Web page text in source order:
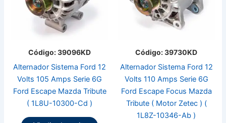
Código: 39096KD
Alternador Sistema Ford 12
Volts 105 Amps Serie 6G
Ford Escape Mazda Tribute
( 1L8U-10300-Cd )
Código: 39730KD
Alternador Sistema Ford 12
Volts 110 Amps Serie 6G
Ford Escape Focus Mazda
Tribute ( Motor Zetec ) (
1L8Z-10346-Ab )